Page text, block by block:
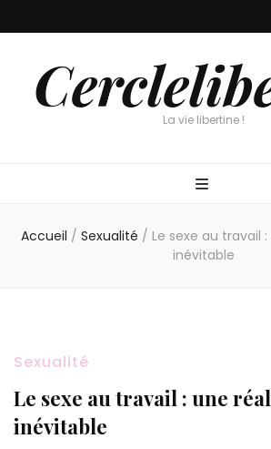
La vie libertine !
Accueil / Sexualité / Le sexe au travail
inévitable
Sexualité
Le sexe au travail : une
inévitable